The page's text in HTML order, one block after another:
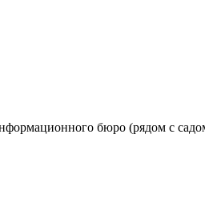
бюро (рядом с